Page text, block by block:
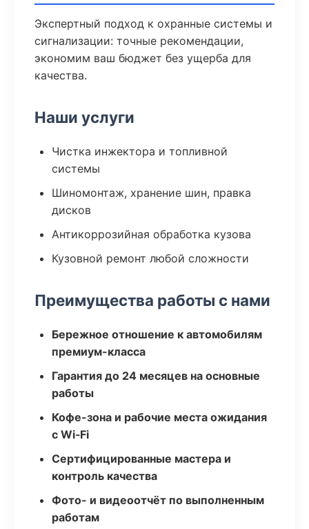
Экспертный подход к охранные системы и
сигнализации: точные рекомендации,
экономим ваш бюджет без ущерба для
качества.
Наши услуги
Чистка инжектора и топливной
системы
Шиномонтаж, хранение шин, правка
дисков
Антикоррозийная обработка кузова
Кузовной ремонт любой сложности
Преимущества работы с нами
Бережное отношение к автомобилям
премиум-класса
Гарантия до 24 месяцев на основные
работы
Кофе-зона и рабочие места ожидания
с Wi‑Fi
Сертифицированные мастера и
контроль качества
Фото- и видеоотчёт по выполненным
работам